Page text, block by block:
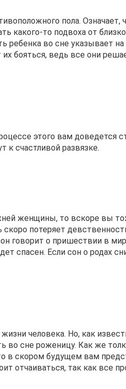
пола. Означает,
какого-то подвоха от
ребенка во сне указывает
бояться, ведь все они
этого вам доведется
к счастливой развязке.
женщины, то вскоре вы
потеряет
говорит о пришествии в
спасен. Если сон о родах
человека. Но, как
сне роженицу. Как же
в скором будущем вам
отчаиваться, так как все